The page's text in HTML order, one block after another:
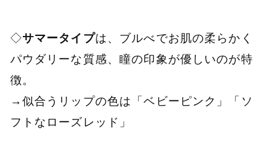
◇サマータイプは、ブルべでお肌の柔らかく
パウダリーな質感、瞳の印象が優しいのが特
徴。
→似合うリップの色は「ベビーピンク」「ソ
フトなローズレッド」